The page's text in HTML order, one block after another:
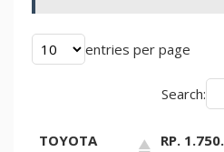
entries per page
Search:
TOYOTA
RP.